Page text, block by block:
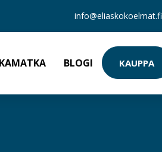
info@eliaskokoelmat.fi
BLOGI KAUPPA